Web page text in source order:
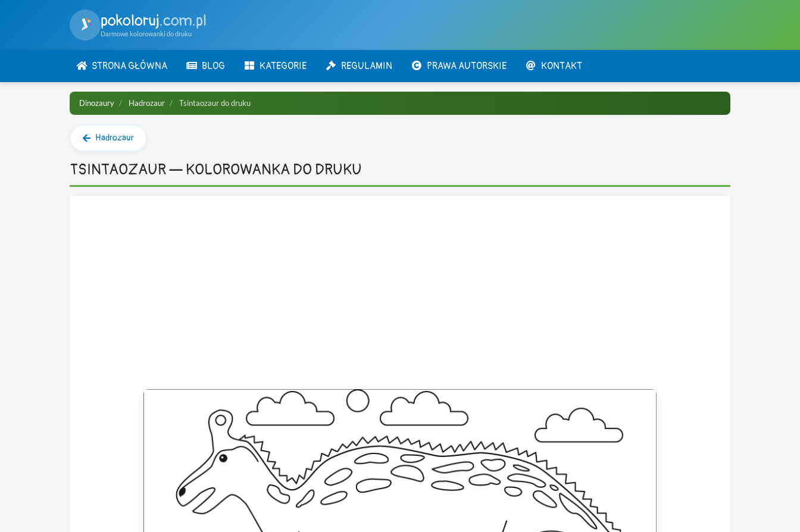
pokoloruj.com.pl
Darmowe kolorowanki do druku
STRONA GŁÓWNA BLOG KATEGORIE REGULAMIN PRAWA AUTORSKIE KONTAKT
Dinozaury Hadrozaur Tsintaozaur do druku
Hadrozaur
TSINTAOZAUR — KOLOROWANKA DO DRUKU